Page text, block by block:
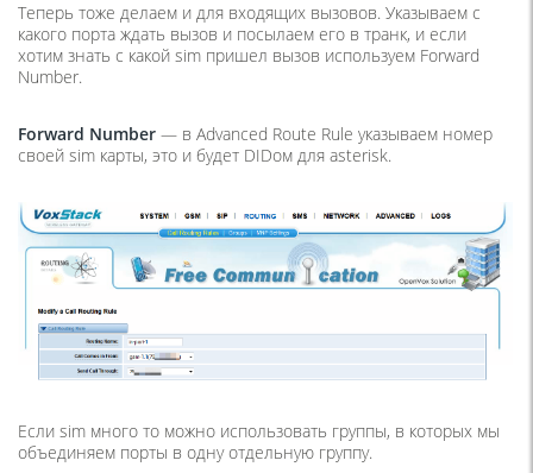
Теперь тоже делаем и для входящих вызовов. Указываем с
какого порта ждать вызов и посылаем его в транк, и если
хотим знать с какой sim пришел вызов используем Forward
Number.
Forward Number — в Advanced Route Rule указываем номер
своей sim карты, это и будет DIDом для asterisk.
Если sim много то можно использовать группы, в которых мы
объединяем порты в одну отдельную группу.